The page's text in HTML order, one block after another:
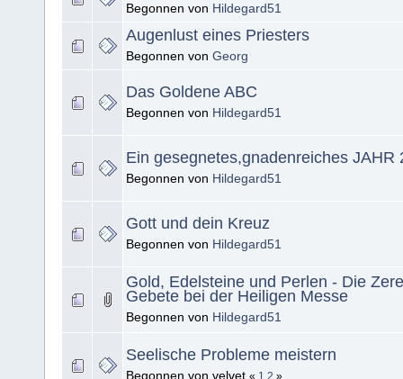
Begonnen von Hildegard51
Augenlust eines Priesters
Begonnen von Georg
Das Goldene ABC
Begonnen von Hildegard51
Ein gesegnetes,gnadenreiches JAHR
Begonnen von Hildegard51
Gott und dein Kreuz
Begonnen von Hildegard51
Gold, Edelsteine und Perlen - Die
Gebete bei der Heiligen Messe
Begonnen von Hildegard51
Seelische Probleme meistern
Begonnen von velvet « 1 2 »